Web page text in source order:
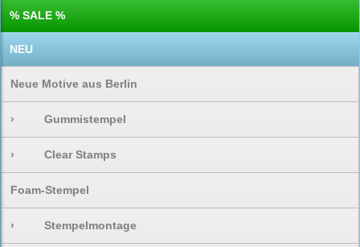
% SALE %
NEU
Neue Motive aus Berlin
› Gummistempel
› Clear Stamps
Foam-Stempel
› Stempelmontage